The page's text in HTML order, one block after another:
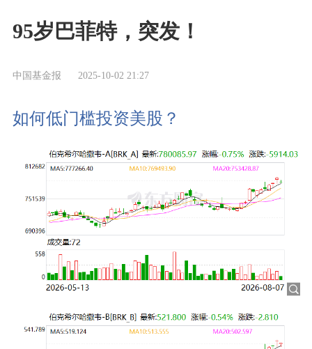
95岁巴菲特，突发！
中国基金报 2025-10-02 21:27
如何低门槛投资美股？